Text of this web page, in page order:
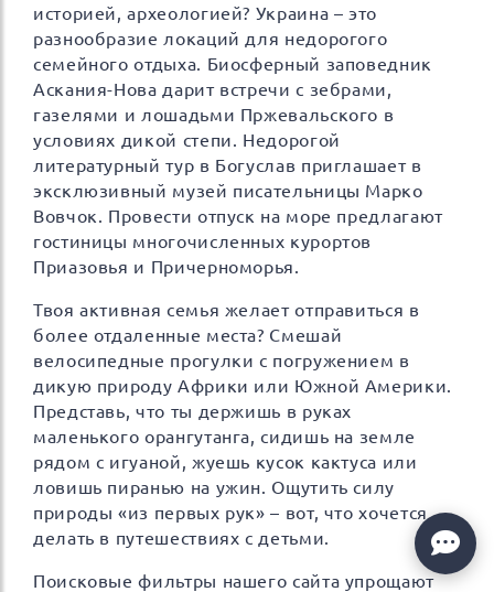
историей, археологией? Украина – это
разнообразие локаций для недорогого
семейного отдыха. Биосферный заповедник
Аскания-Нова дарит встречи с зебрами,
газелями и лошадьми Пржевальского в
условиях дикой степи. Недорогой
литературный тур в Богуслав приглашает в
эксклюзивный музей писательницы Марко
Вовчок. Провести отпуск на море предлагают
гостиницы многочисленных курортов
Приазовья и Причерноморья.
Твоя активная семья желает отправиться в
более отдаленные места? Смешай
велосипедные прогулки с погружением в
дикую природу Африки или Южной Америки.
Представь, что ты держишь в руках
маленького орангутанга, сидишь на земле
рядом с игуаной, жуешь кусок кактуса или
ловишь пиранью на ужин. Ощутить силу
природы «из первых рук» – вот, что хочется
делать в путешествиях с детьми.
Поисковые фильтры нашего сайта упрощают